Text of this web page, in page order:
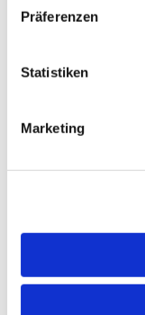
Präferenzen
Statistiken
Marketing